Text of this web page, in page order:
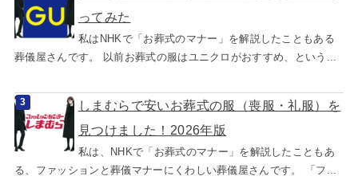
ってみた
私はNHKで「お葬式のマナー」を解説したこともある
葬儀屋さんです。 以前お葬式の服はユニクロがおすすめ、という...
しまむらで安いお葬式の服（喪服・礼服）を
見つけました！2026年版
私は、NHKで「お葬式のマナー」を解説したこともあ
る、ファッションと葬儀マナーにくわしい葬儀屋さんです。 「フ...